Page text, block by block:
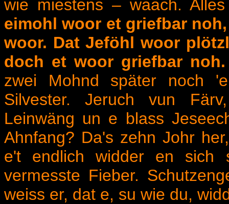
wie miestens – waach.
eimohl woor et griefbar
woor. Dat Jeföhl woor
doch et woor griefbar noh.
zwei Mohnd später noch
Silvester. Jeruch vun
Leinwäng un e blass
Ahnfang? Da's zehn Johr
e't endlich widder en sich
vermesste Fieber.
weiss er, dat e, su wie du,